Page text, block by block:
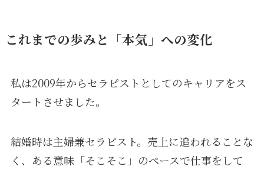
これまでの歩みと「本気」への変化
私は2009年からセラピストとしてのキャリアをス
タートさせました。
結婚時は主婦兼セラピスト。売上に追われることな
く、ある意味「そこそこ」のペースで仕事をして